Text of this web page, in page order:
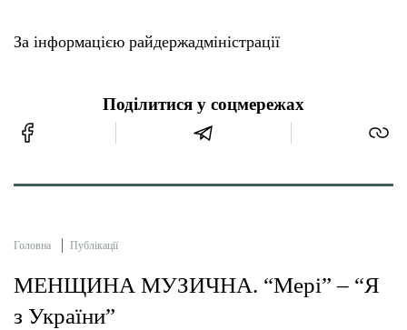
За інформацією райдержадміністрації
Поділитися у соцмережах
Головна Публікації
МЕНЩИНА МУЗИЧНА. “Мері” – “Я
з України”